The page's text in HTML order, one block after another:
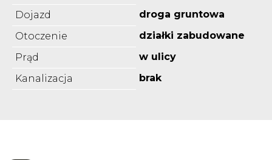
Dojazd
droga gruntowa
Otoczenie
działki zabudowane
Prąd
w ulicy
Kanalizacja
brak